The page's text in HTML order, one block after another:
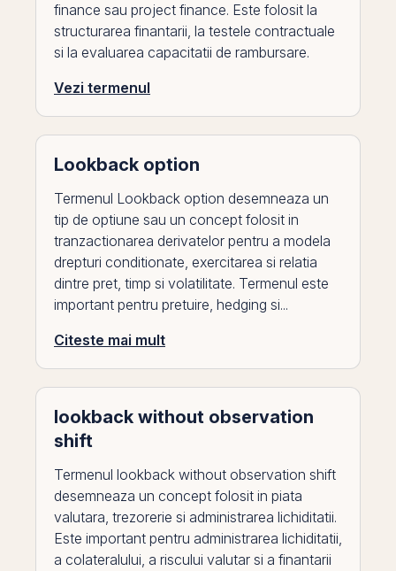
finance sau project finance. Este folosit la
structurarea finantarii, la testele contractuale
si la evaluarea capacitatii de rambursare.
Vezi termenul
Lookback option
Termenul Lookback option desemneaza un
tip de optiune sau un concept folosit in
tranzactionarea derivatelor pentru a modela
drepturi conditionate, exercitarea si relatia
dintre pret, timp si volatilitate. Termenul este
important pentru pretuire, hedging si...
Citeste mai mult
lookback without observation
shift
Termenul lookback without observation shift
desemneaza un concept folosit in piata
valutara, trezorerie si administrarea lichiditatii.
Este important pentru administrarea lichiditatii,
a colateralului, a riscului valutar si a finantarii